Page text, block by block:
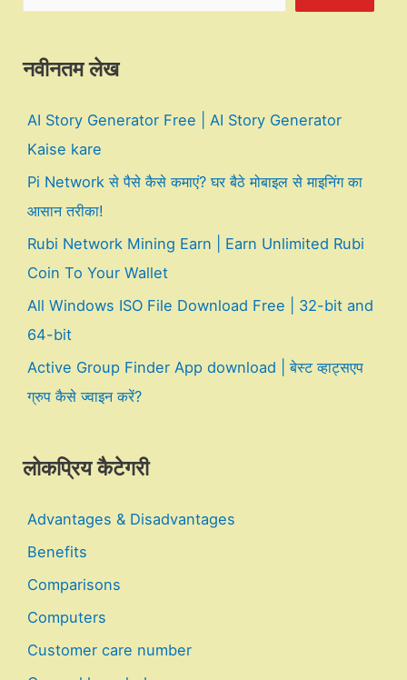
नवीनतम लेख
AI Story Generator Free | AI Story Generator
Kaise kare
Pi Network से पैसे कैसे कमाएं? घर बैठे मोबाइल से माइनिंग का
आसान तरीका!
Rubi Network Mining Earn | Earn Unlimited Rubi
Coin To Your Wallet
All Windows ISO File Download Free | 32-bit and
64-bit
Active Group Finder App download | बेस्ट व्हाट्सएप
ग्रुप कैसे ज्वाइन करें?
लोकप्रिय कैटेगरी
Advantages & Disadvantages
Benefits
Comparisons
Computers
Customer care number